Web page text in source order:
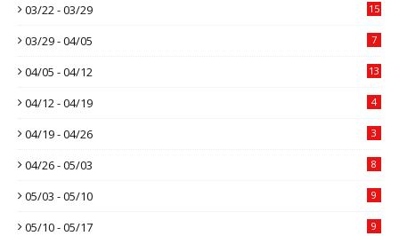
03/22 - 03/29 15
03/29 - 04/05 7
04/05 - 04/12 13
04/12 - 04/19 4
04/19 - 04/26 3
04/26 - 05/03 8
05/03 - 05/10 9
05/10 - 05/17 9